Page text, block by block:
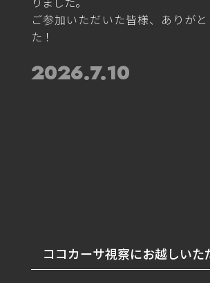
ご参加いただいた皆様、ありが
た！
2026.7.10
ココカーサ視察にお越しいた